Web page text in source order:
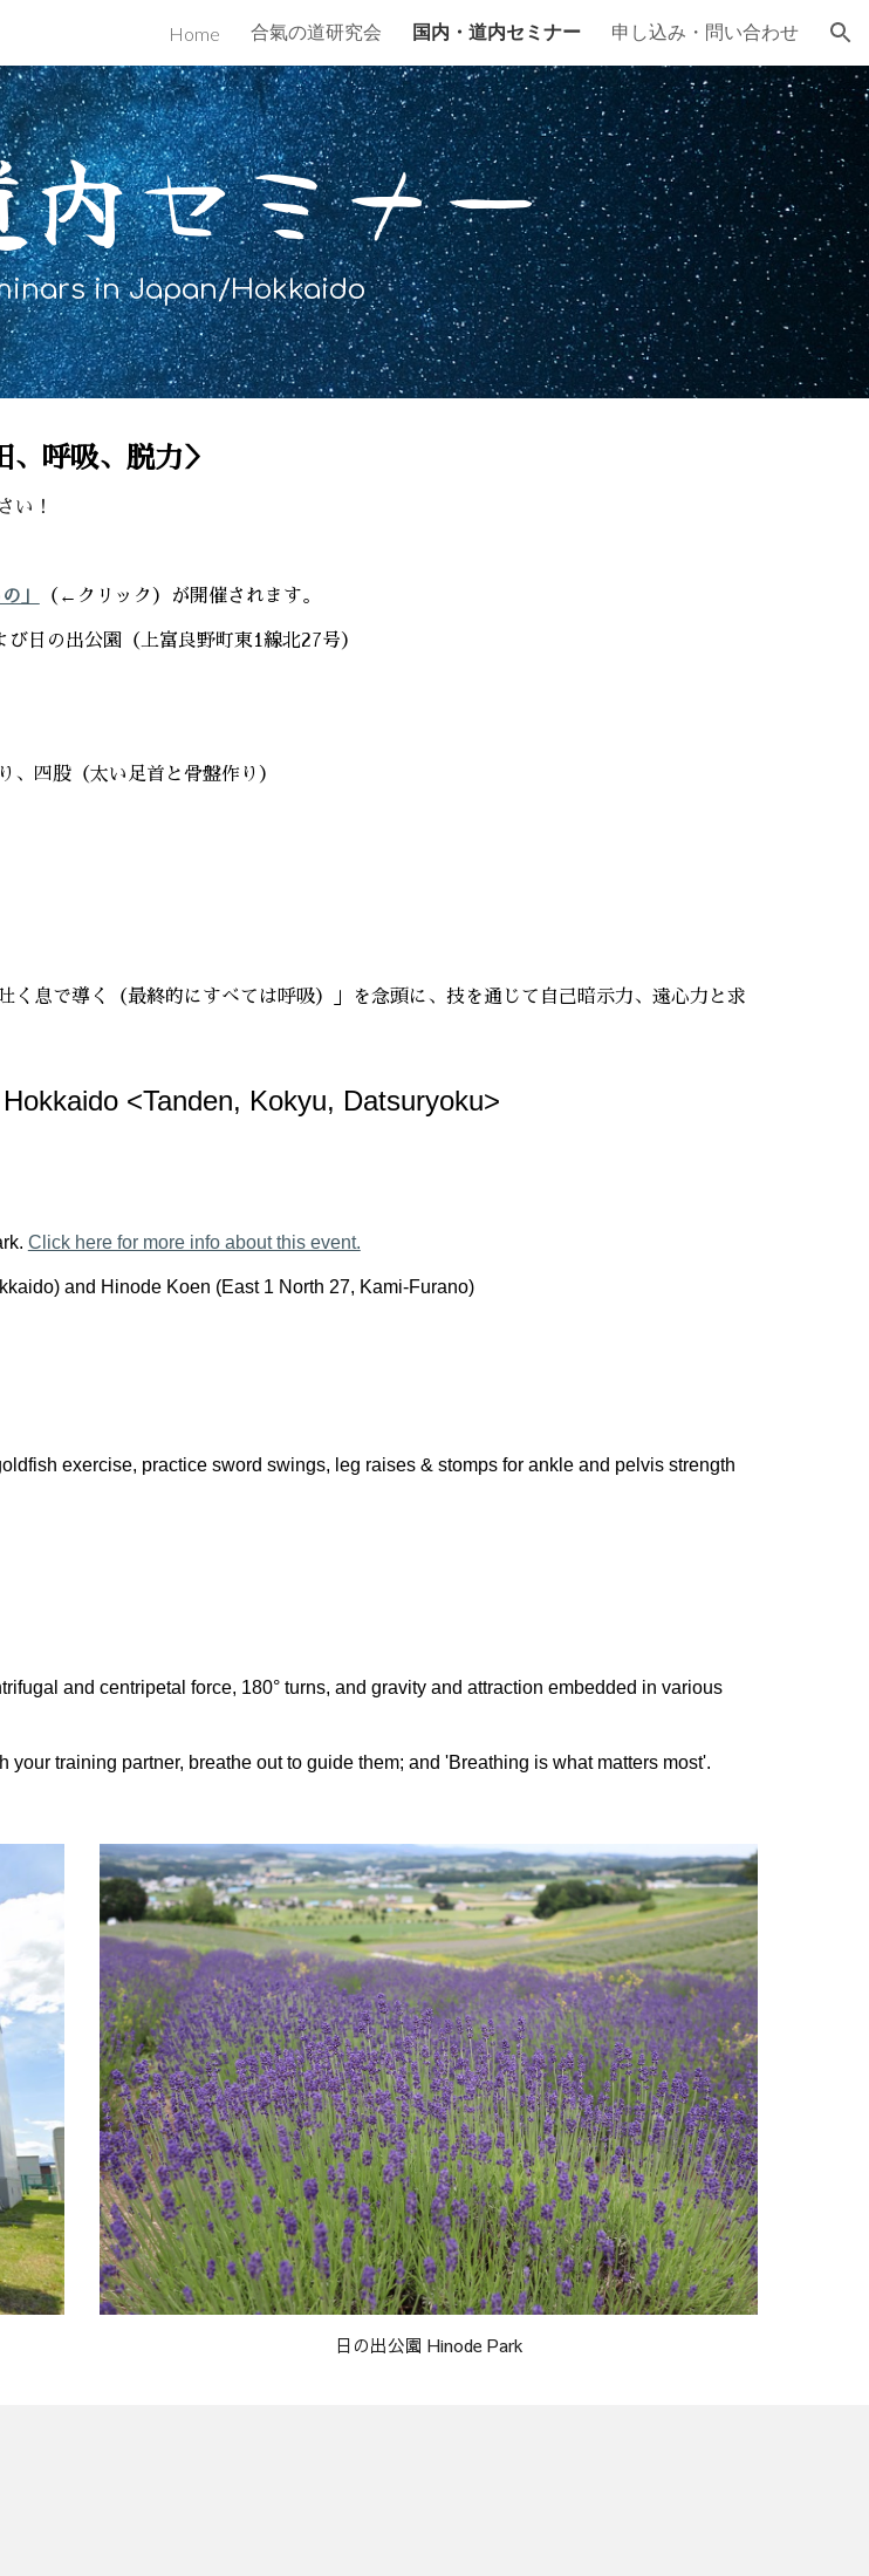
Skip to navigation
Home 合氣の道研究会 国内・道内セミナー 申し込み・問い合わせ
セミナー
in Japan/Hokkaido
、呼吸、脱力＞
い！
」 （←クリック）が開催されます。
び 日の出公園（上富良野町東1線北27号）
四股（太い足首と骨盤作り）
く息で導く（最終的にすべては呼吸）」を念頭に、技を通じて自己暗示力、遠心力と求
<Tanden, Kokyu, Datsuryoku>
Click here for more info about this event.
and Hinode Koen (East 1 North 27, Kami-Furano)
exercise, practice sword swings, leg raises & stomps for ankle and pelvis strength
and centripetal force, 180° turns, and gravity and attraction embedded in various
your training partner, breathe out to guide them; and 'Breathing is what matters most'.
日の出公園 Hinode Park